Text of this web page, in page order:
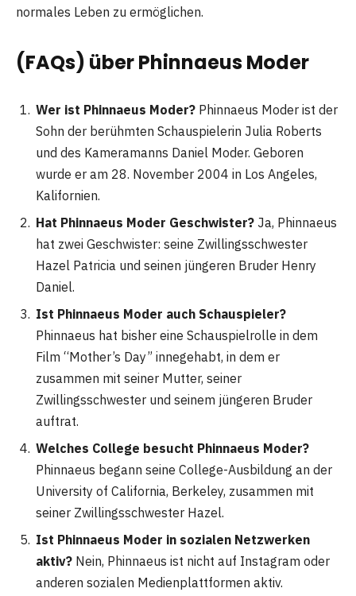
normales Leben zu ermöglichen.
(FAQs) über Phinnaeus Moder
Wer ist Phinnaeus Moder? Phinnaeus Moder ist der
Sohn der berühmten Schauspielerin Julia Roberts
und des Kameramanns Daniel Moder. Geboren
wurde er am 28. November 2004 in Los Angeles,
Kalifornien.
Hat Phinnaeus Moder Geschwister? Ja, Phinnaeus
hat zwei Geschwister: seine Zwillingsschwester
Hazel Patricia und seinen jüngeren Bruder Henry
Daniel.
Ist Phinnaeus Moder auch Schauspieler?
Phinnaeus hat bisher eine Schauspielrolle in dem
Film “Mother’s Day” innegehabt, in dem er
zusammen mit seiner Mutter, seiner
Zwillingsschwester und seinem jüngeren Bruder
auftrat.
Welches College besucht Phinnaeus Moder?
Phinnaeus begann seine College-Ausbildung an der
University of California, Berkeley, zusammen mit
seiner Zwillingsschwester Hazel.
Ist Phinnaeus Moder in sozialen Netzwerken
aktiv? Nein, Phinnaeus ist nicht auf Instagram oder
anderen sozialen Medienplattformen aktiv.